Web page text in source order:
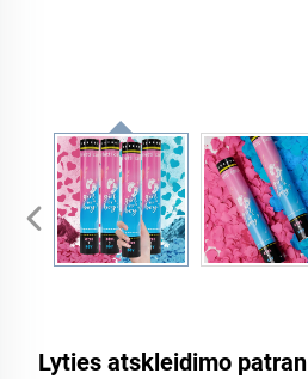
Lyties atskleidimo